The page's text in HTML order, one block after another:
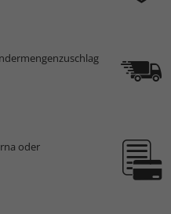
oder